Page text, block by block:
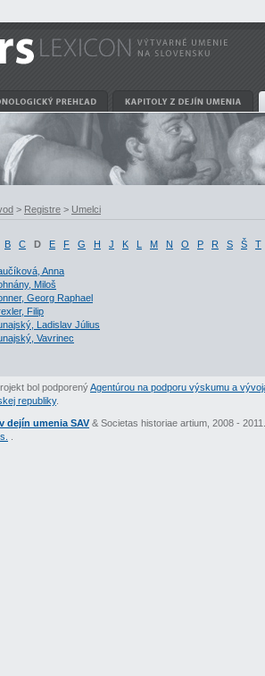
> Registre > Umelci
B C D E F G H J K L M N O P R S Š T
Anna
Miloš
Georg Raphael
Filip
Ladislav Július
Vavrinec
bol podporenýAgentúrou na podporu výskumu a
republiky.
dejín umenia SAV & Societas historiae artium, 2008 -